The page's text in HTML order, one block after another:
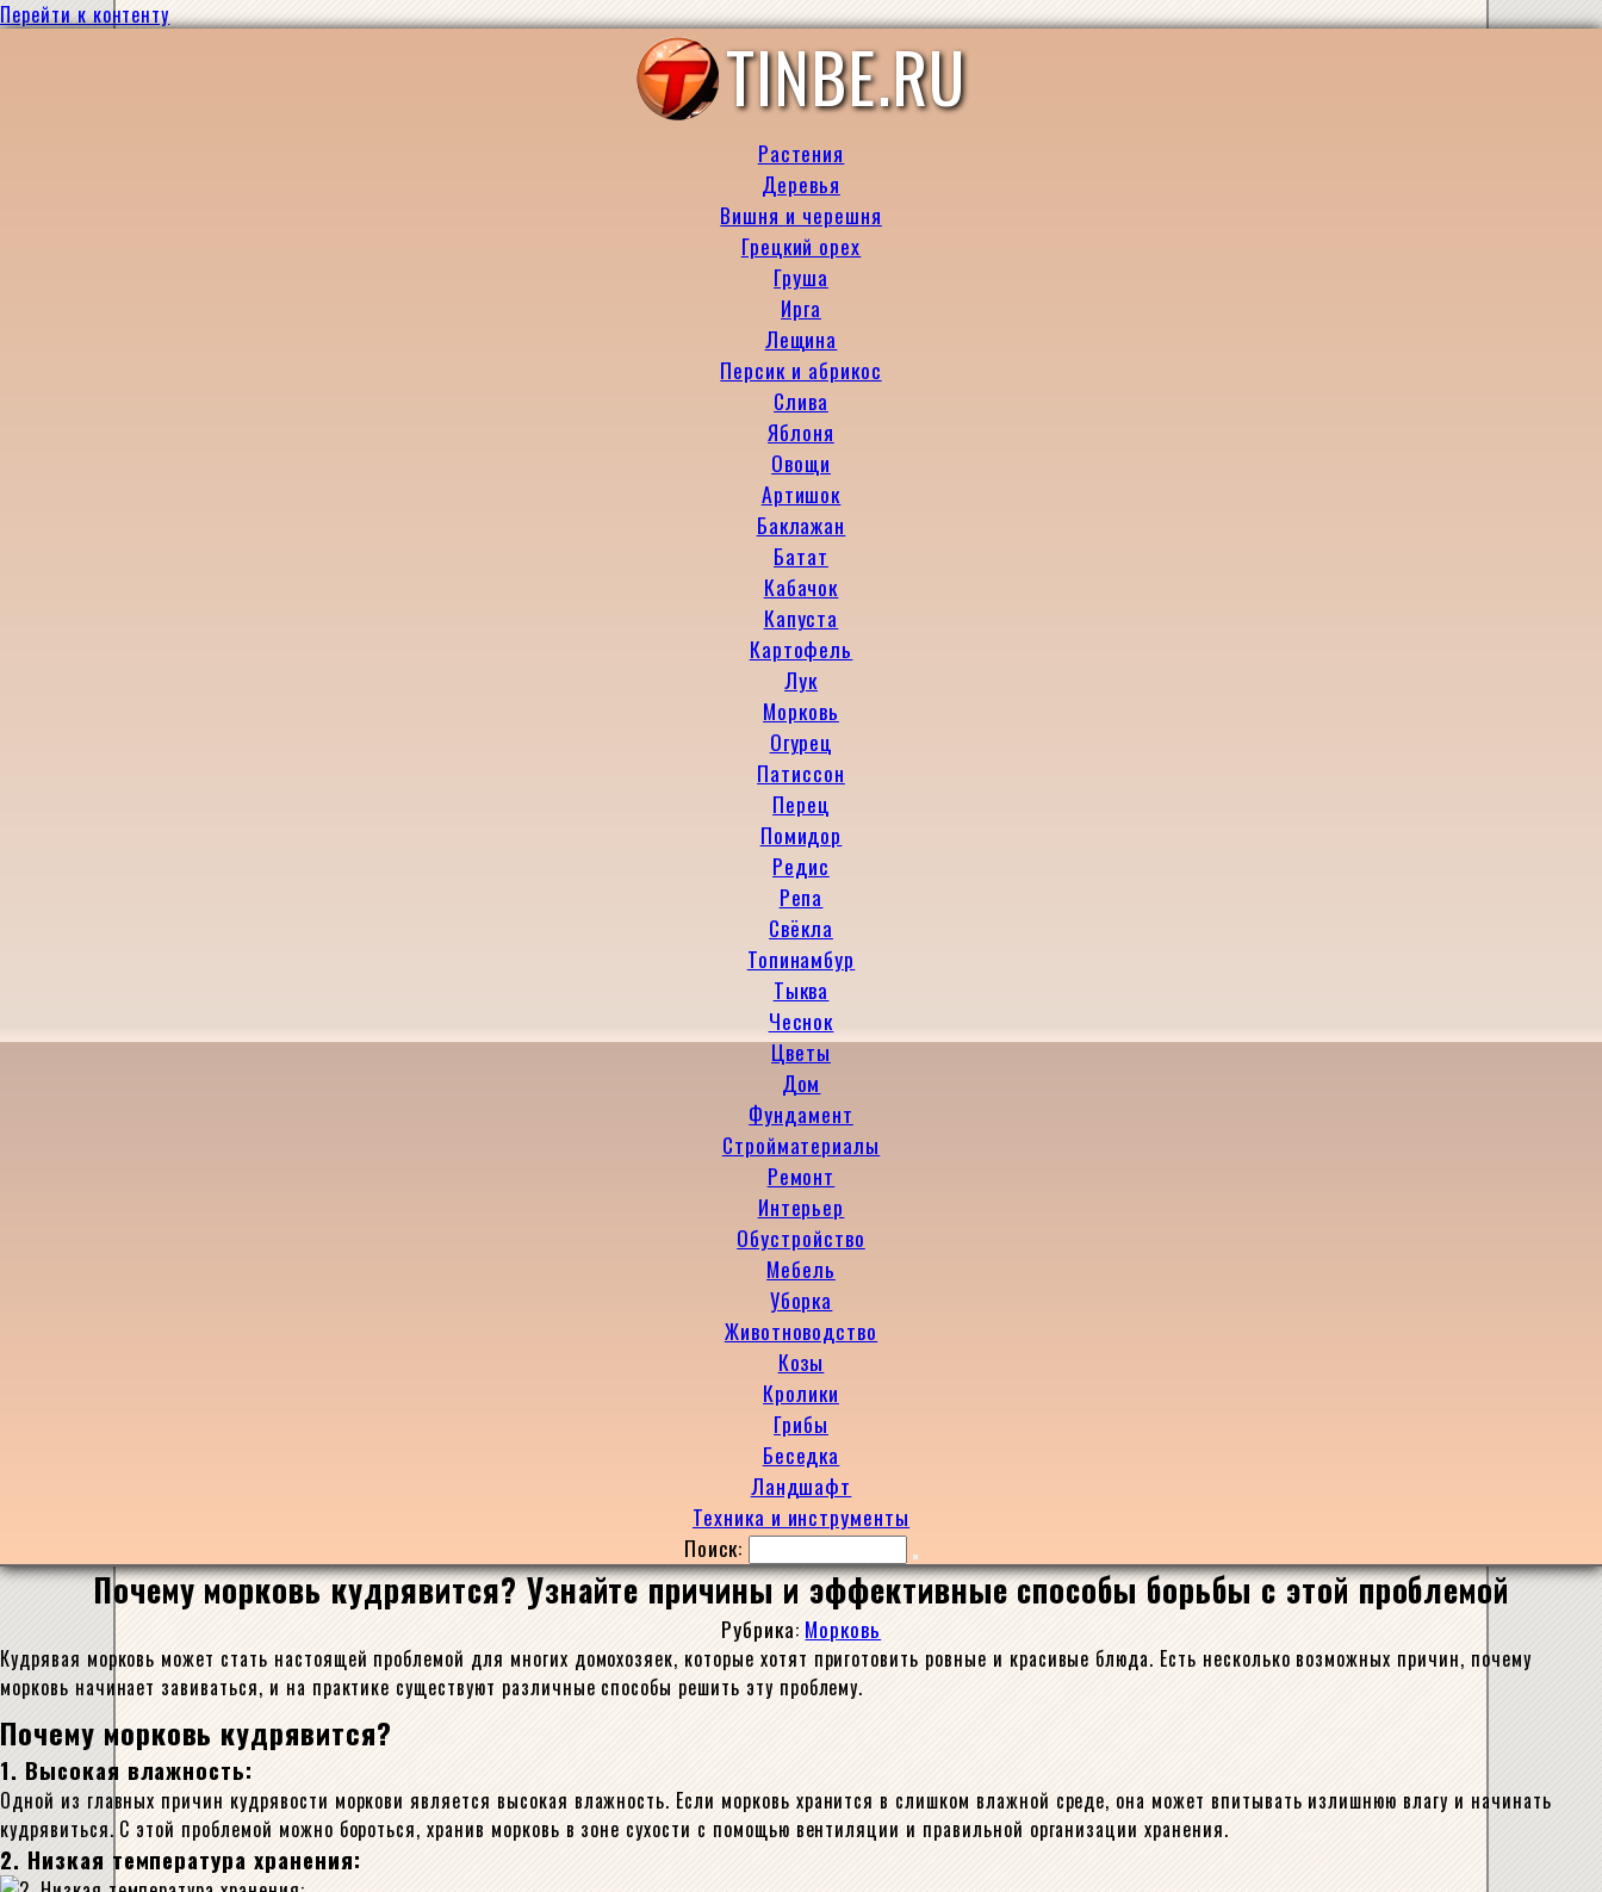
Перейти к контенту
TINBE.RU
Растения
Деревья
Вишня и черешня
Грецкий орех
Груша
Ирга
Лещина
Персик и абрикос
Слива
Яблоня
Овощи
Артишок
Баклажан
Батат
Кабачок
Капуста
Картофель
Лук
Морковь
Огурец
Патиссон
Перец
Помидор
Редис
Репа
Свёкла
Топинамбур
Тыква
Чеснок
Цветы
Дом
Фундамент
Стройматериалы
Ремонт
Интерьер
Обустройство
Мебель
Уборка
Животноводство
Козы
Кролики
Грибы
Беседка
Ландшафт
Техника и инструменты
Поиск:
Почему морковь кудрявится? Узнайте причины и эффективные способы борьбы с этой проблемой
Рубрика: Морковь
Кудрявая морковь может стать настоящей проблемой для многих домохозяек, которые хотят приготовить ровные и красивые блюда. Есть несколько возможных причин, почему
морковь начинает завиваться, и на практике существуют различные способы решить эту проблему.
Почему морковь кудрявится?
1. Высокая влажность:
Одной из главных причин кудрявости моркови является высокая влажность. Если морковь хранится в слишком влажной среде, она может впитывать излишнюю влагу и начинать
кудрявиться. С этой проблемой можно бороться, хранив морковь в зоне сухости с помощью вентиляции и правильной организации хранения.
2. Низкая температура хранения: